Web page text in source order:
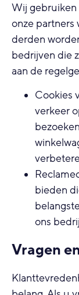
Wij gebruiken
onze partners
derden
bedrijven die
aan de
Cookies
verkeer
bieden
ons
Vragen